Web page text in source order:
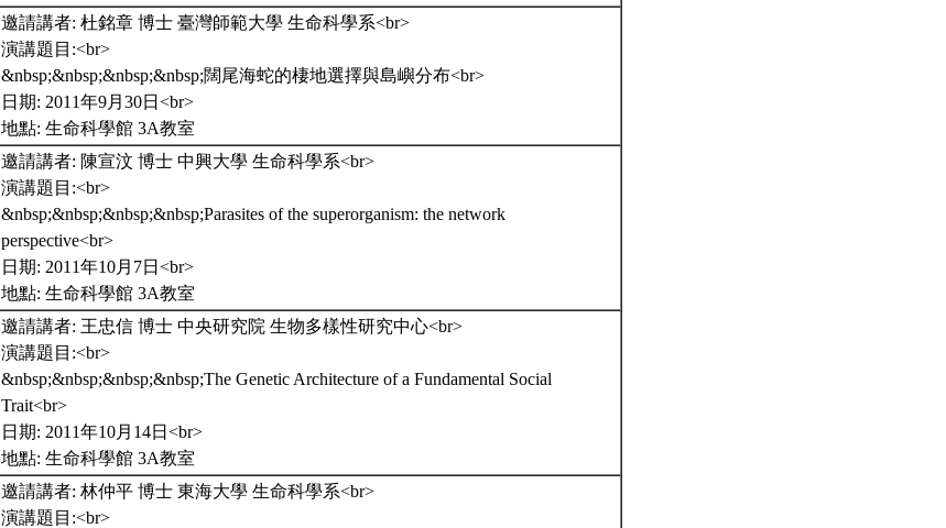
邀請講者: 杜銘章 博士 臺灣師範大學 生命科學系<br>
演講題目:<br>
&nbsp;&nbsp;&nbsp;&nbsp;闊尾海蛇的棲地選擇與島嶼分布<br>
日期: 2011年9月30日<br>
地點: 生命科學館 3A教室
邀請講者: 陳宣汶 博士 中興大學 生命科學系<br>
演講題目:<br>
&nbsp;&nbsp;&nbsp;&nbsp;Parasites of the superorganism: the network
perspective<br>
日期: 2011年10月7日<br>
地點: 生命科學館 3A教室
邀請講者: 王忠信 博士 中央研究院 生物多樣性研究中心<br>
演講題目:<br>
&nbsp;&nbsp;&nbsp;&nbsp;The Genetic Architecture of a Fundamental Social
Trait<br>
日期: 2011年10月14日<br>
地點: 生命科學館 3A教室
邀請講者: 林仲平 博士 東海大學 生命科學系<br>
演講題目:<br>